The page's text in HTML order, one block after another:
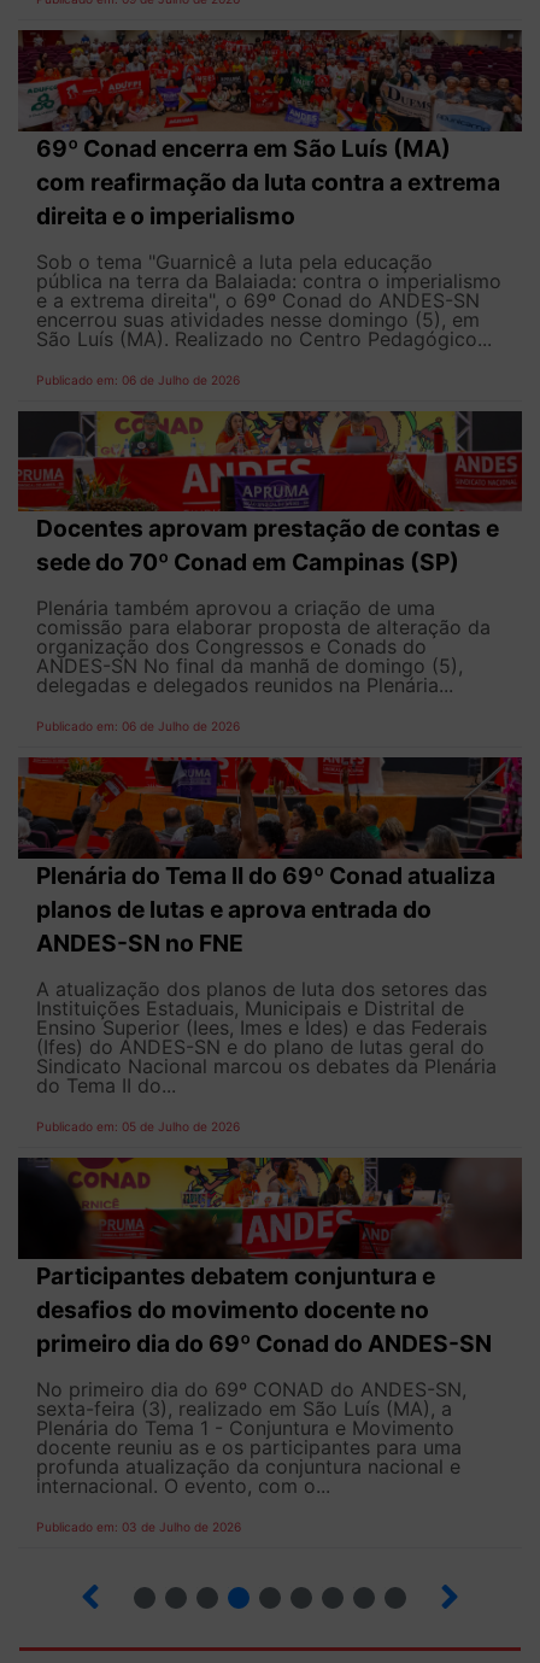
69º Conad encerra em São Luís (MA)
com reafirmação da luta contra a extrema
direita e o imperialismo
Sob o tema "Guarnicê a luta pela educação
pública na terra da Balaiada: contra o imperialismo
e a extrema direita", o 69º Conad do ANDES-SN
encerrou suas atividades nesse domingo (5), em
São Luís (MA). Realizado no Centro Pedagógico...
Publicado em: 06 de Julho de 2026
Docentes aprovam prestação de contas e
sede do 70º Conad em Campinas (SP)
Plenária também aprovou a criação de uma
comissão para elaborar proposta de alteração da
organização dos Congressos e Conads do
ANDES-SN No final da manhã de domingo (5),
delegadas e delegados reunidos na Plenária...
Publicado em: 06 de Julho de 2026
Plenária do Tema II do 69º Conad atualiza
planos de lutas e aprova entrada do
ANDES-SN no FNE
A atualização dos planos de luta dos setores das
Instituições Estaduais, Municipais e Distrital de
Ensino Superior (Iees, Imes e Ides) e das Federais
(Ifes) do ANDES-SN e do plano de lutas geral do
Sindicato Nacional marcou os debates da Plenária
do Tema II do...
Publicado em: 05 de Julho de 2026
Participantes debatem conjuntura e
desafios do movimento docente no
primeiro dia do 69º Conad do ANDES-SN
No primeiro dia do 69º CONAD do ANDES-SN,
sexta-feira (3), realizado em São Luís (MA), a
Plenária do Tema 1 - Conjuntura e Movimento
docente reuniu as e os participantes para uma
profunda atualização da conjuntura nacional e
internacional. O evento, com o...
Publicado em: 03 de Julho de 2026